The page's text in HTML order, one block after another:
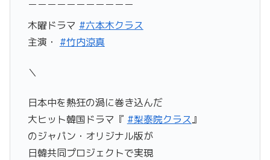
￣￣￣￣￣￣￣￣￣￣￣
木曜ドラマ #六本木クラス
主演・ #竹内涼真
＼
日本中を熱狂の渦に巻き込んだ
大ヒット韓国ドラマ『 #梨泰院クラス』
のジャパン・オリジナル版が
日韓共同プロジェクトで実現